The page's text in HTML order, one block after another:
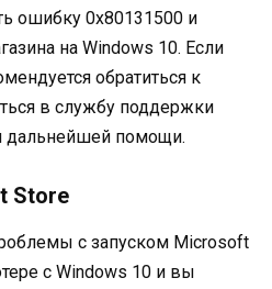
ошибку 0x80131500 и
на Windows 10. Если
обратиться к
в службу поддержки
дальнейшей помощи.
Store
с запуском Microsoft
с Windows 10 и вы